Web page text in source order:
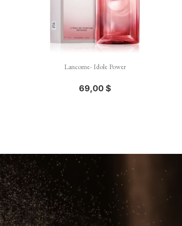
Aperçu rapide
Lancome- Idole Power
69,00 $